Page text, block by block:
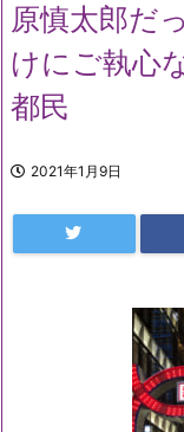
原慎太郎だ
けにご執心
都民
2021年1月9日